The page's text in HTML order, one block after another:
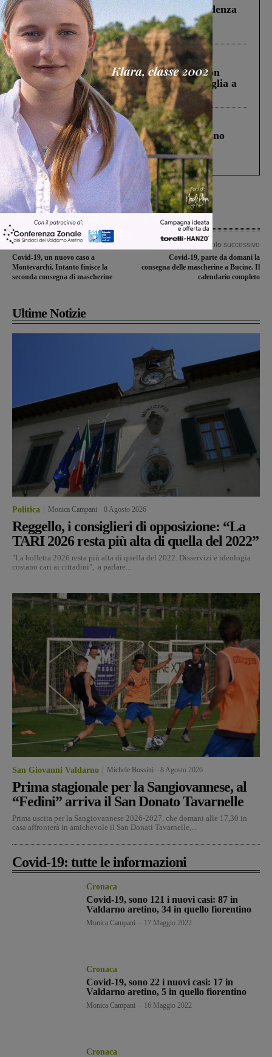
Piscina di Figline finanziata oltre la scadenza
Pnrr, il gruppo di Fratelli d’Italia: “Un
ringraziamento al Governo”
Cronaca 3 Agosto 2026
Scomparso da una struttura di Castiglion
Fiorentino l’uomo che aveva ucciso la figlia a
Levane nel 2020
Cronaca 4 Agosto 2026
Un anno fa la strage in A1 in cui morirono
Gianni, Giulia e Franco. Lo schianto, il
processo, lo stop ai sorpassi fra tir....
Articolo precedente
Covid-19, un nuovo caso a
Montevarchi. Intanto finisce la
seconda consegna di mascherine
Articolo successivo
Covid-19, parte da domani la
consegna delle mascherine a Bucine. Il
calendario completo
Ultime Notizie
Politica Monica Campani 8 Agosto 2026
Reggello, i consiglieri di opposizione: “La
TARI 2026 resta più alta di quella del 2022”
"La bolletta 2026 resta più alta di quella del 2022. Disservizi e ideologia
costano cari ai cittadini", a parlare...
San Giovanni Valdarno Michele Bossini 8 Agosto 2026
Prima stagionale per la Sangiovannese, al
“Fedini” arriva il San Donato Tavarnelle
Prima uscita per la Sangiovannese 2026-2027, che domani alle 17,30 in
casa affronterà in amichevole il San Donati Tavarnelle,...
Covid-19: tutte le informazioni
Cronaca
Covid-19, sono 121 i nuovi casi: 87 in
Valdarno aretino, 34 in quello fiorentino
Monica Campani 17 Maggio 2022
Cronaca
Covid-19, sono 22 i nuovi casi: 17 in
Valdarno aretino, 5 in quello fiorentino
Monica Campani 16 Maggio 2022
Cronaca